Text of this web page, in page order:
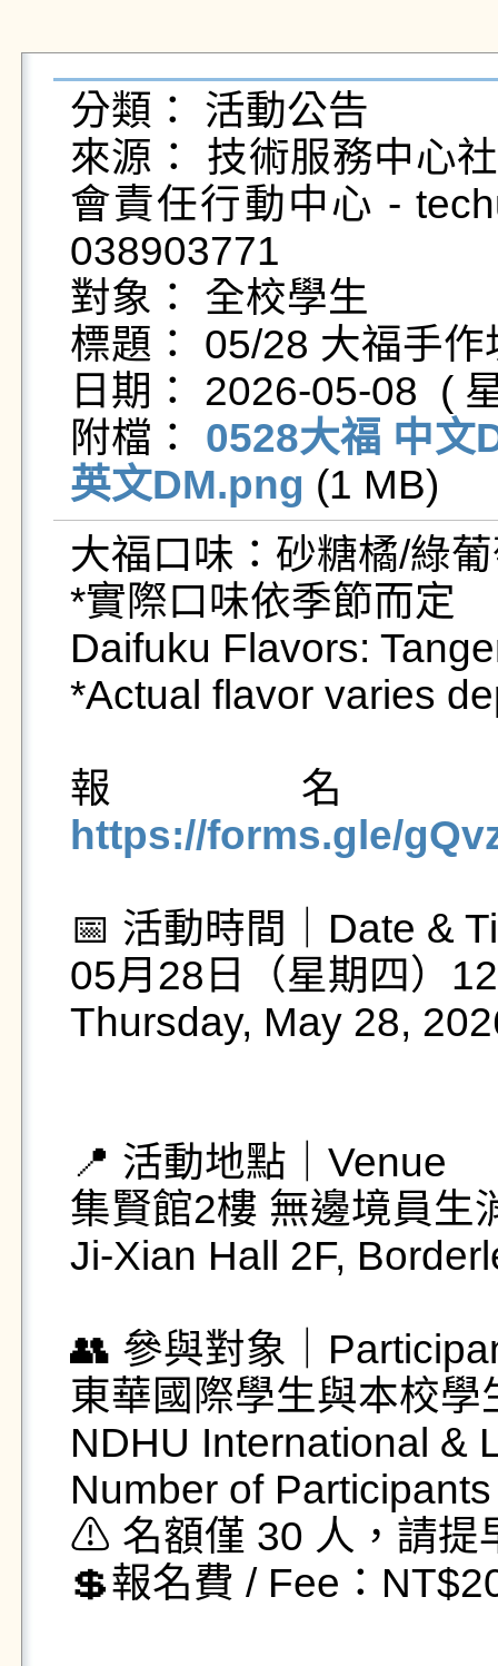
分類： 活動公告
來源： 技術服務中心
會責任行動中心 -
038903771
對象： 全校學生
標題： 05/28 大福手
日期： 2026-05-08  (
附檔： 0528大福 中文
英文DM.png (1 MB)
大福口味：砂糖橘/綠
*實際口味依季節而定
Daifuku Flavors:
*Actual flavor varies
報名
https://forms.gle/
📅 活動時間｜Date &
05月28日（星期四）
Thursday, May 28,
📍 活動地點｜Venue
集賢館2樓 無邊境員生
Ji-Xian Hall 2F,
👥 參與對象｜
東華國際學生與本校學
NDHU International &
Number of
⚠ 名額僅 30 人，請提
💲報名費 / Fee：